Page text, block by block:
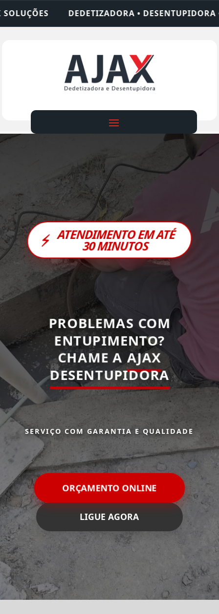
• DESENTUPIDORA • LIMPEZA DE FOSSA • 24
⚡ ATENDIMENTO EM ATÉ
30 MINUTOS
PROBLEMAS COM
ENTUPIMENTO?
CHAME A AJAX
DESENTUPIDORA
SERVIÇO COM GARANTIA E QUALIDADE
ORÇAMENTO ONLINE
LIGUE AGORA